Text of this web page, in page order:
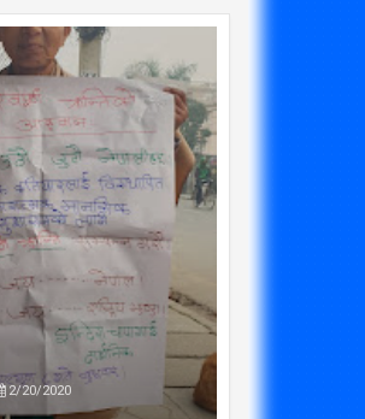
2/20/2020